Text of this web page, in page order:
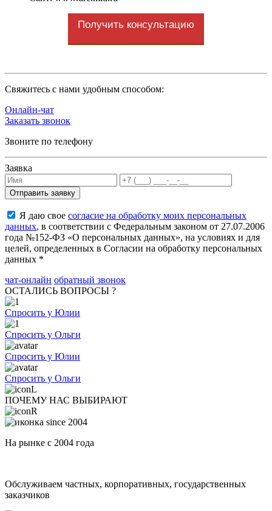
Получить консультацию
Cвяжитесь с нами удобным способом:
Онлайн-чат
Заказать звонок
Звоните по телефону
Заявка
Я даю свое согласие на обработку моих персональных
данных, в соответствии с Федеральным законом от 27.07.2006
года №152-ФЗ «О персональных данных», на условиях и для
целей, определенных в Согласии на обработку персональных
данных *
чат-онлайн обратный звонок
ОСТАЛИСЬ ВОПРОСЫ ?
Спросить у Юлии
Спросить у Ольги
Спросить у Юлии
Спросить у Ольги
ПОЧЕМУ НАС ВЫБИРАЮТ
На рынке с 2004 года
Обслуживаем частных, корпоративных, государственных
заказчиков